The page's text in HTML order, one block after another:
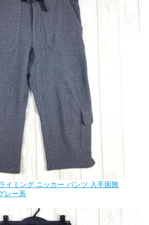
イミング ニッカー パンツ 入手困難
レー系